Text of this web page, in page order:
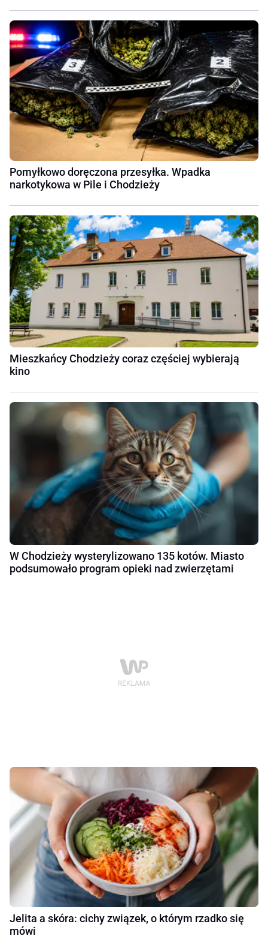
Pomyłkowo doręczona przesyłka. Wpadka
narkotykowa w Pile i Chodzieży
Mieszkańcy Chodzieży coraz częściej wybierają
kino
W Chodzieży wysterylizowano 135 kotów. Miasto
podsumowało program opieki nad zwierzętami
Jelita a skóra: cichy związek, o którym rzadko się
mówi